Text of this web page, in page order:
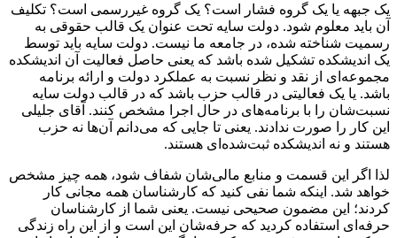
یک جبهه یا یک گروه فشار است؟ یک گروه غیررسمی است؟ تکلیف
آن باید معلوم شود. دولت سایه تحت عنوان یک قالب حقوقی به
رسمیت شناخته شده، در جامعه ما نیست. دولت سایه باید توسط
یک اندیشکده تشکیل شده باشد که یعنی حاصل فعالیت آن اندیشکده
مجموعه‌ای از نقد و نظر نسبت به عملکرد دولت و ارائه برنامه
باشد. یا یک فعالیتی در قالب حزب باشد که در قالب دولت سایه
نسبت‌شان را با برنامه‌های در حال اجرا مشخص کنند. آقای جلیلی
این کار را صورت ندادند. یعنی تا جایی که می‌دانم آن‌ها نه حزب
هستند و نه اندیشکده ثبت‌شده‌ای هستند.
لذا اگر این قسمت و منابع مالی‌شان شفاف شود، همه چیز مشخص
خواهد شد. اینکه شما نفی کنید که کارشناسان همه مجانی کار
کردند؛ این مضمون صحیحی نیست. یعنی شما از کارشناسان
حرفه‌ای استفاده کردید که حرفه‌شان این است و از این راه زندگی